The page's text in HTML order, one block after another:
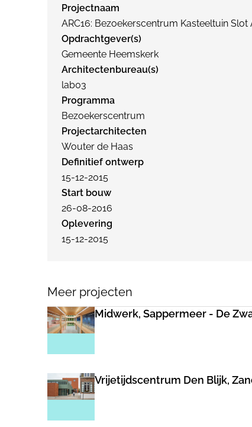
Projectnaam
ARC16: Bezoekerscentrum Kasteeltuin
Opdrachtgever(s)
Gemeente Heemskerk
Architectenbureau(s)
lab03
Programma
Bezoekerscentrum
Projectarchitecten
Wouter de Haas
Definitief ontwerp
15-12-2015
Start bouw
26-08-2016
Oplevering
15-12-2015
Meer projecten
Midwerk, Sappermeer - De
Vrijetijdscentrum Den Blijk,